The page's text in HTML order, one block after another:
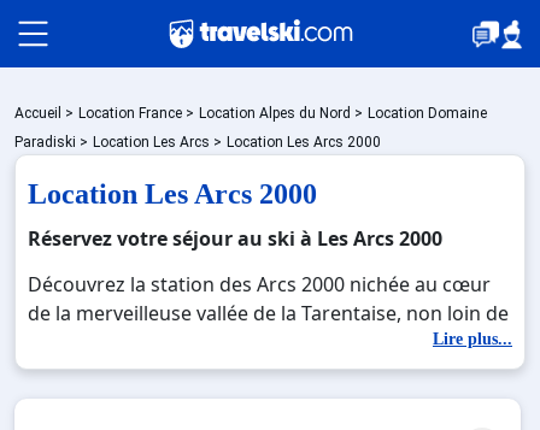
Packages
🚆Train de nuit
Stations
Hébergements
Accueil > Location France > Location Alpes du Nord > Location Domaine
Paradiski > Location Les Arcs > Location Les Arcs 2000
Location Les Arcs 2000
Réservez votre séjour au ski à Les Arcs 2000
Découvrez la station des Arcs 2000 nichée au cœur
de la merveilleuse vallée de la Tarentaise, non loin de
la station Peisey Vallandry. Avec un panorama à
couper le souffle sur les plus beaux sommets alpins,
Arcs 2000 est le spot idéal pour passer des vacances
Lire plus...